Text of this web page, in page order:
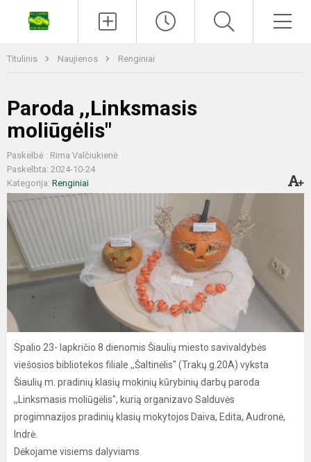
Titulinis Naujienos Renginiai
Paroda ,,Linksmasis
moliūgėlis"
Paskelbė : Rima Valčiukienė
Paskelbta: 2024-10-24
Kategorija: Renginiai
Spalio 23- lapkričio 8 dienomis Šiaulių miesto savivaldybės
viešosios bibliotekos filiale ,,Šaltinėlis" (Trakų g.20A) vyksta
Šiaulių m. pradinių klasių mokinių kūrybinių darbų paroda
,,Linksmasis moliūgėlis", kurią organizavo Salduvės
progimnazijos pradinių klasių mokytojos Daiva, Edita, Audronė,
Indrė.
Dėkojame visiems dalyviams.